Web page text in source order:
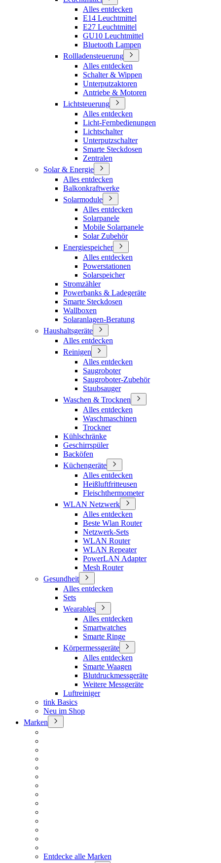
Alles entdecken
E14 Leuchtmittel
E27 Leuchtmittel
GU10 Leuchtmittel
Bluetooth Lampen
Rollladensteuerung
Alles entdecken
Schalter & Wippen
Unterputzaktoren
Antriebe & Motoren
Lichtsteuerung
Alles entdecken
Licht-Fernbedienungen
Lichtschalter
Unterputzschalter
Smarte Steckdosen
Zentralen
Solar & Energie
Alles entdecken
Balkonkraftwerke
Solarmodule
Alles entdecken
Solarpanele
Mobile Solarpanele
Solar Zubehör
Energiespeicher
Alles entdecken
Powerstationen
Solarspeicher
Stromzähler
Powerbanks & Ladegeräte
Smarte Steckdosen
Wallboxen
Solaranlagen-Beratung
Haushaltsgeräte
Alles entdecken
Reinigen
Alles entdecken
Saugroboter
Saugroboter-Zubehör
Staubsauger
Waschen & Trocknen
Alles entdecken
Waschmaschinen
Trockner
Kühlschränke
Geschirrspüler
Backöfen
Küchengeräte
Alles entdecken
Heißluftfritteusen
Fleischthermometer
WLAN Netzwerk
Alles entdecken
Beste Wlan Router
Netzwerk-Sets
WLAN Router
WLAN Repeater
PowerLAN Adapter
Mesh Router
Gesundheit
Alles entdecken
Sets
Wearables
Alles entdecken
Smartwatches
Smarte Ringe
Körpermessgeräte
Alles entdecken
Smarte Waagen
Blutdruckmessgeräte
Weitere Messgeräte
Luftreiniger
tink Basics
Neu im Shop
Marken
Entdecke alle Marken